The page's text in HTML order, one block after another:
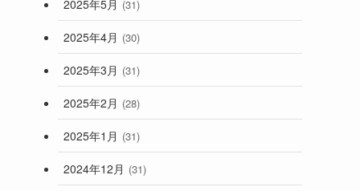
2025年5月 (31)
2025年4月 (30)
2025年3月 (31)
2025年2月 (28)
2025年1月 (31)
2024年12月 (31)